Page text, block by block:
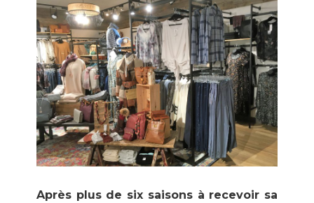
Après plus de six saisons à recevoir sa